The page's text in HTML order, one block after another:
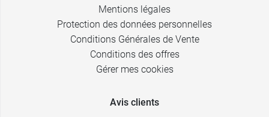
Mentions légales
Protection des données personnelles
Conditions Générales de Vente
Conditions des offres
Gérer mes cookies
Avis clients